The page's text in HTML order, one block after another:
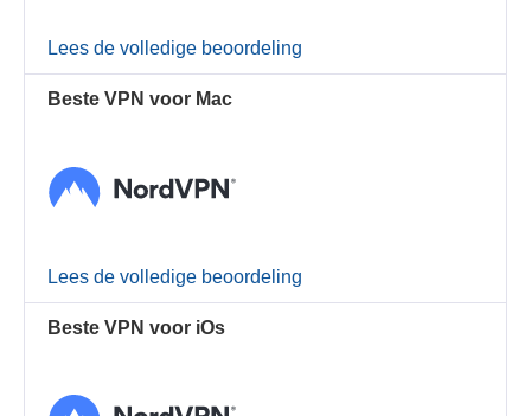
Lees de volledige beoordeling
Beste VPN voor Mac
Lees de volledige beoordeling
Beste VPN voor iOs